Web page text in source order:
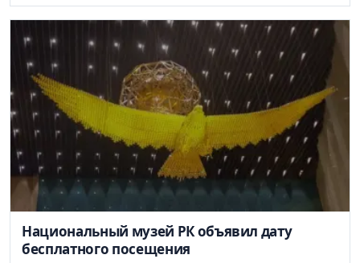
Национальный музей РК объявил дату
бесплатного посещения